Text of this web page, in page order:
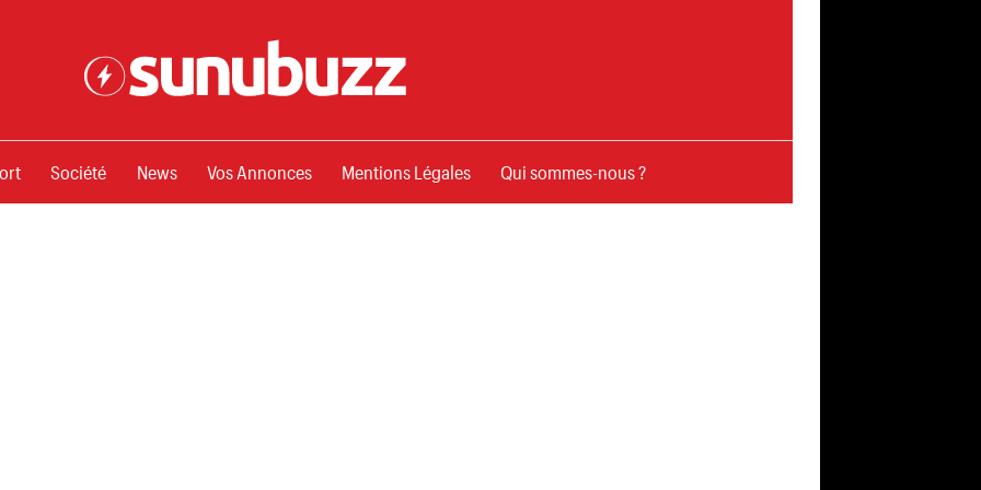
Société News Vos Annonces Mentions Légales Qui sommes-nous ?